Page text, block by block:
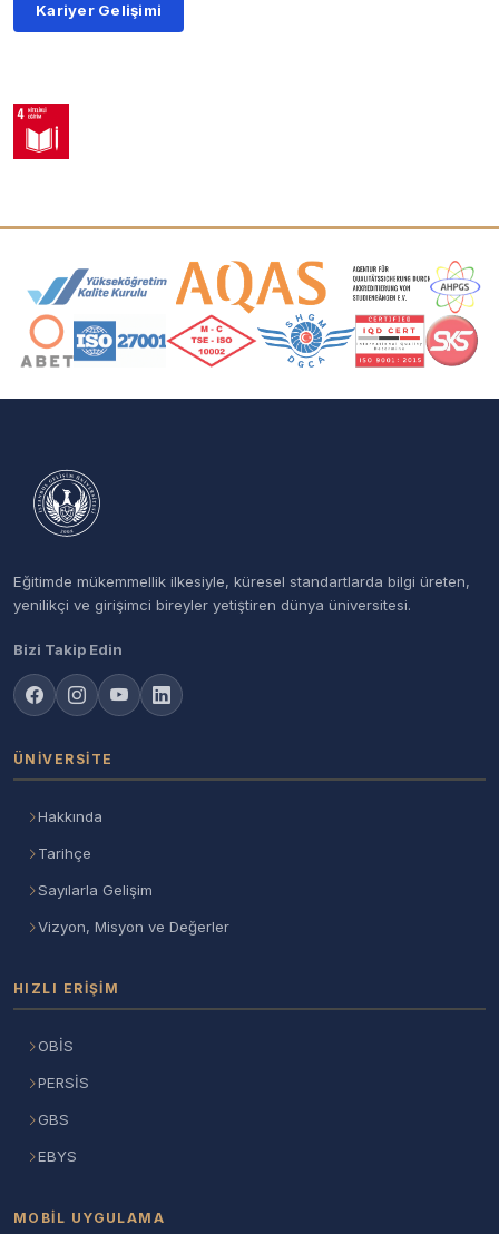
Kariyer Gelişimi
Akreditasyon ve Üyelik Logoları
Eğitimde mükemmellik ilkesiyle, küresel standartlarda bilgi üreten,
yenilikçi ve girişimci bireyler yetiştiren dünya üniversitesi.
Bizi Takip Edin
ÜNIVERSITE
Hakkında
Tarihçe
Sayılarla Gelişim
Vizyon, Misyon ve Değerler
HIZLI ERIŞIM
OBİS
PERSİS
GBS
EBYS
MOBIL UYGULAMA